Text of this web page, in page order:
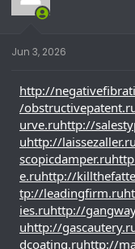
Jun 3, 2026
http://
/
urve.ruhttp://
uhttp://laissezaller.ru
scopicdamper.ru
e.ruhttp://
tp://leadingfirm.ru
ies.ruhttp://
uhttp://
dcoating.ruhttp://